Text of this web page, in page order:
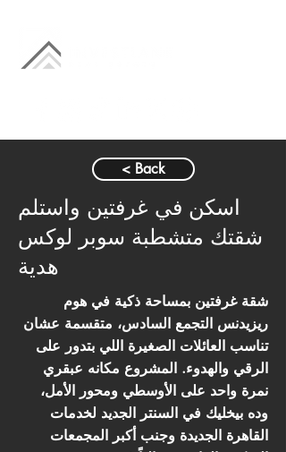
< Back
اسكن في غرفتين واستلم
شقتك متشطبة سوبر لوكس
هدية
شقة غرفتين بمساحة ذكية في هوم
ريزيدنس التجمع السادس، متقسمة عشان
تناسب العائلات الصغيرة اللي بتدور على
الرقي والهدوء. المشروع مكانه عبقري
نمرة واحد على الأوسطي ومحور الأمل،
وده بيخليك في السنتر الجديد لخدمات
القاهرة الجديدة وجنب أكبر المجمعات